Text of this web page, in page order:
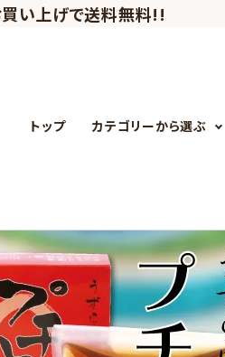
い上げで送料無料!!
トップ カテゴリーから選ぶ
うずら麺